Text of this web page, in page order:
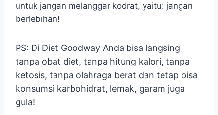
untuk jangan melanggar kodrat, yaitu: jangan
berlebihan!
PS: Di Diet Goodway Anda bisa langsing
tanpa obat diet, tanpa hitung kalori, tanpa
ketosis, tanpa olahraga berat dan tetap bisa
konsumsi karbohidrat, lemak, garam juga
gula!